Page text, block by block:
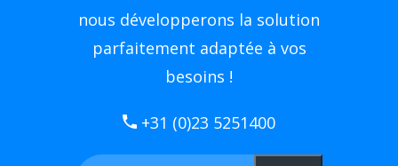
nous développerons la solution
parfaitement adaptée à vos
besoins !
+31 (0)23 5251400